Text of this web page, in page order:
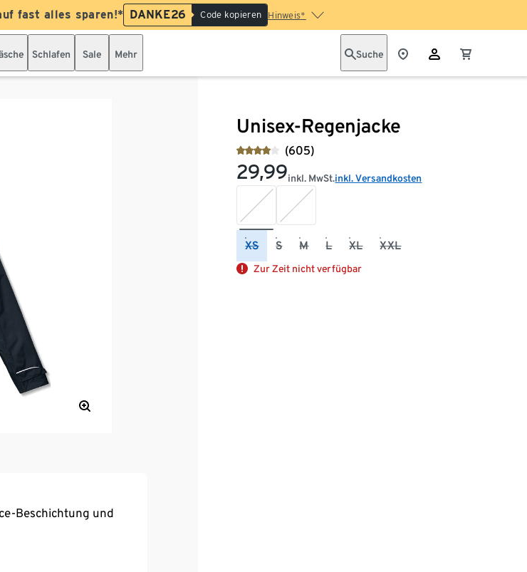
fast alles sparen!* DANKE26 Code kopieren Hinweis*
Schlafen Sale Mehr Suche
Unisex-Regenjacke
(605)
29,99inkl. MwSt.inkl. Versandkosten
XS S M L XL XXL
Zur Zeit nicht verfügbar
Beschichtung und